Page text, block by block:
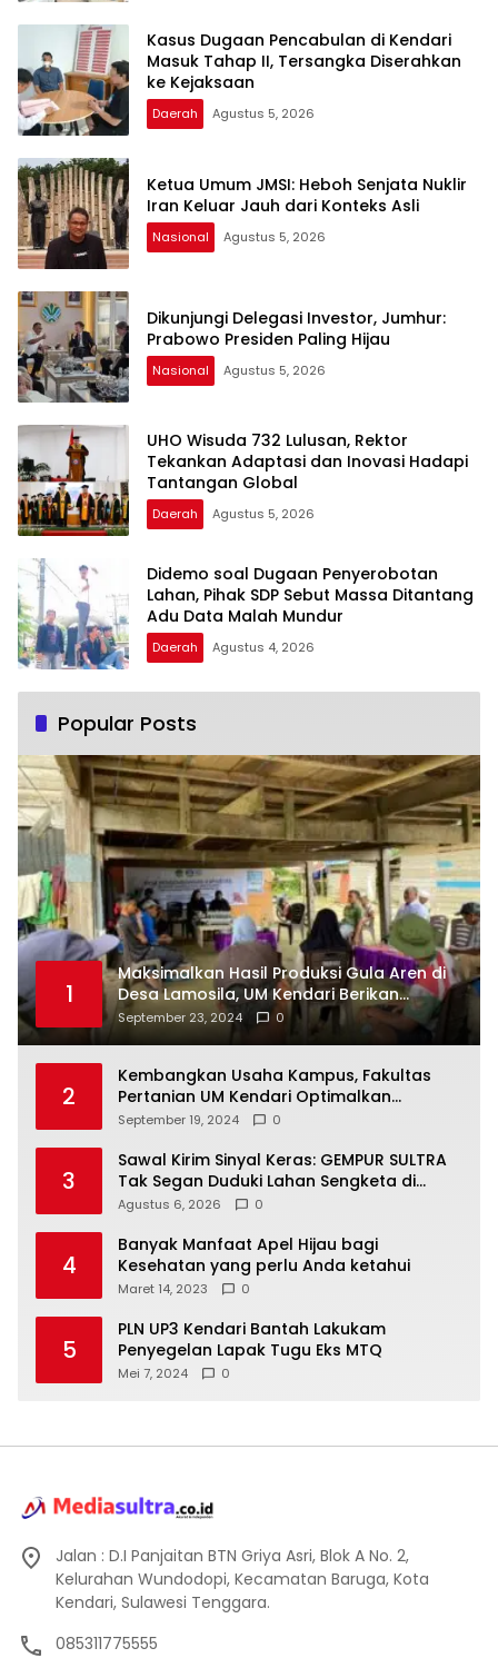
Kasus Dugaan Pencabulan di Kendari
Masuk Tahap II, Tersangka Diserahkan
ke Kejaksaan
Daerah Agustus 5, 2026
Ketua Umum JMSI: Heboh Senjata Nuklir
Iran Keluar Jauh dari Konteks Asli
Nasional Agustus 5, 2026
Dikunjungi Delegasi Investor, Jumhur:
Prabowo Presiden Paling Hijau
Nasional Agustus 5, 2026
UHO Wisuda 732 Lulusan, Rektor
Tekankan Adaptasi dan Inovasi Hadapi
Tantangan Global
Daerah Agustus 5, 2026
Didemo soal Dugaan Penyerobotan
Lahan, Pihak SDP Sebut Massa Ditantang
Adu Data Malah Mundur
Daerah Agustus 4, 2026
Popular Posts
1
Maksimalkan Hasil Produksi Gula Aren di
Desa Lamosila, UM Kendari Berikan
Bantuan Alat Produksi Modern
September 23, 2024 0
2
Kembangkan Usaha Kampus, Fakultas
Pertanian UM Kendari Optimalkan
Laboratorium Lapangan Agribisnis
September 19, 2024 0
3
Sawal Kirim Sinyal Keras: GEMPUR SULTRA
Tak Segan Duduki Lahan Sengketa di
Puuwatu
Agustus 6, 2026 0
4
Banyak Manfaat Apel Hijau bagi
Kesehatan yang perlu Anda ketahui
Maret 14, 2023 0
5
PLN UP3 Kendari Bantah Lakukam
Penyegelan Lapak Tugu Eks MTQ
Mei 7, 2024 0
Jalan : D.I Panjaitan BTN Griya Asri, Blok A No. 2,
Kelurahan Wundodopi, Kecamatan Baruga, Kota
Kendari, Sulawesi Tenggara.
085311775555